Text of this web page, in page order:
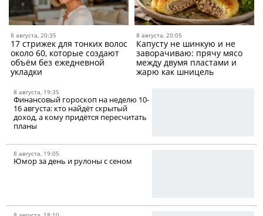
8 августа, 20:35
17 стрижек для тонких волос
около 60, которые создают
объём без ежедневной
укладки
8 августа, 20:05
Капусту не шинкую и не
заворачиваю: прячу мясо
между двумя пластами и
жарю как шницель
8 августа, 19:35
Финансовый гороскоп на неделю 10-
16 августа: кто найдёт скрытый
доход, а кому придётся пересчитать
планы
8 августа, 19:05
Юмор за день и рулоны с сеном